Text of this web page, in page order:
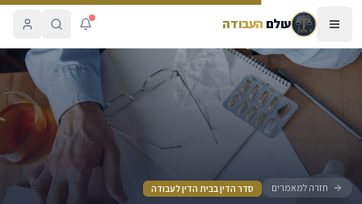
עולםהעבודה
מתן חשבונות
חזרה למאמרים סדר הדין בבית הדין לעבודה